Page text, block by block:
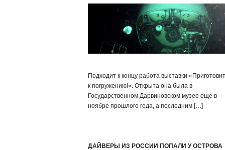
Подходит к концу работа выставки
к погружению!». Открыта она была в
Государственном Дарвиновском музее еще в
ноябре прошлого года, а последним […]
ДАЙВЕРЫ ИЗ РОССИИ ПОПАЛИ У ОСТРОВА